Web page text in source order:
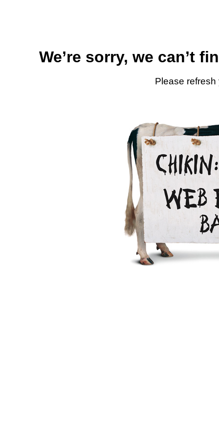
We’re sorry, we can’t
Please refresh